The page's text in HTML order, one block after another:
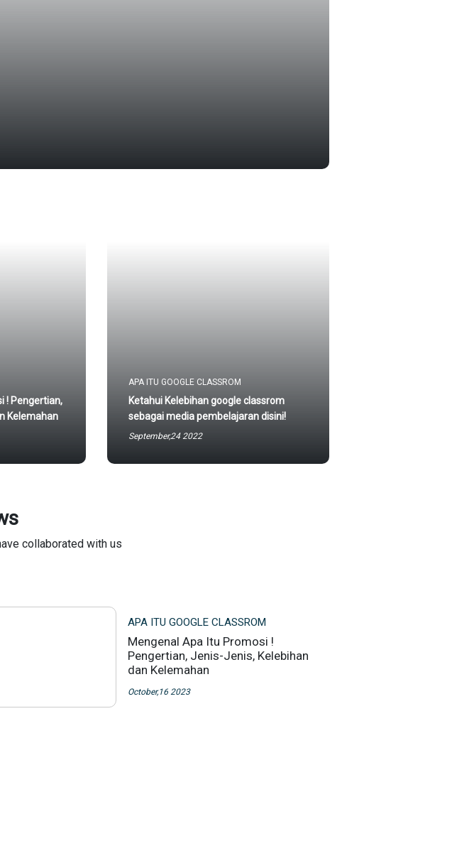
! Pengertian,
Kelemahan
APA ITU GOOGLE CLASSROM
Ketahui Kelebihan google classrom
sebagai media pembelajaran disini!
September,24 2022
collaborated with us
APA ITU GOOGLE CLASSROM
Mengenal Apa Itu Promosi !
Pengertian, Jenis-Jenis, Kelebihan
dan Kelemahan
October,16 2023